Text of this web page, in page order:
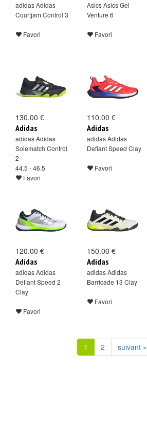
adidas Adidas
Courtjam Control 3
Favori
Asics Asics Gel
Venture 6
Favori
130.00 €
Adidas
adidas Adidas
Solematch Control
2
44.5 - 46.5
Favori
110.00 €
Adidas
adidas Adidas
Defiant Speed Clay
Favori
120.00 €
Adidas
adidas Adidas
Defiant Speed 2
Clay
Favori
150.00 €
Adidas
adidas Adidas
Barricade 13 Clay
Favori
1 2 suivant »